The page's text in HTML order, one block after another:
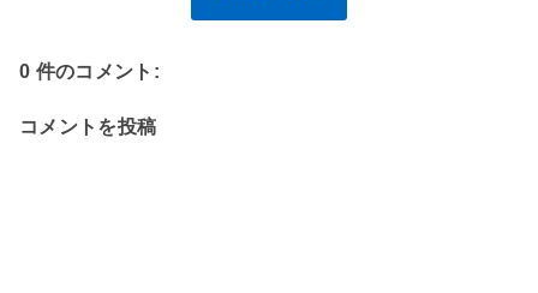
0 件のコメント:
コメントを投稿